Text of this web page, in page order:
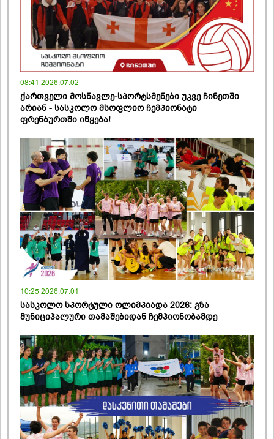
08:41 2026.07.02
ქართველი მოსწავლე-სპორტსმენები უკვე ჩინეთში
არიან - სასკოლო მსოფლიო ჩემპიონატი
ფრენბურთში იწყება!
10:25 2026.07.01
სასკოლო სპორტული ოლიმპიადა 2026: გზა
მუნიციპალური თამაშებიდან ჩემპიონობამდე